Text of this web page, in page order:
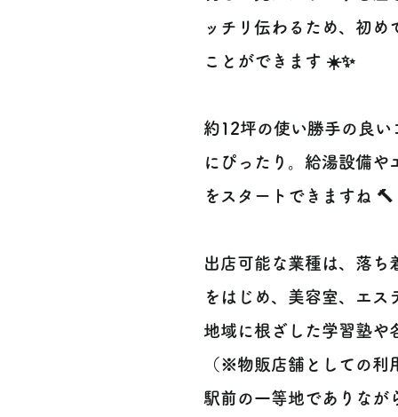
ッチリ伝わるため、初
ことができます ☀️✨
約12坪の使い勝手の良
にぴったり。給湯設備や
をスタートできますね 🔨
出店可能な業種は、落ち
をはじめ、美容室、エ
地域に根ざした学習塾や
（※物販店舗としての利
駅前の一等地でありなが